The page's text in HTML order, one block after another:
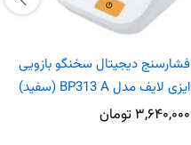
فشارسنج دیجیتال سخنگو بازویی
ایزی لایف مدل BP313 A (سفید)
۳,۶۴۰,۰۰۰ تومان